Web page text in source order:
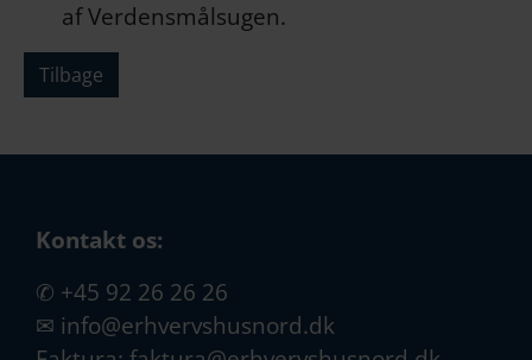
af Verdensmålsugen.
Tilbage
Kontakt os:
✆ +45 92 26 26 26
✉ info@erhvervshusnord.dk